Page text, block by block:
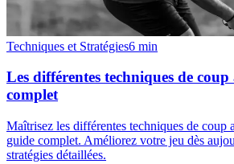
Techniques et Stratégies6 min
Les différentes techniques de
complet
Maîtrisez les différentes techniques de coup
guide complet. Améliorez votre jeu dès
stratégies détaillées.